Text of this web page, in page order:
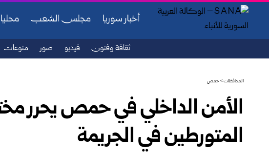
أخبار سوريا مجلس الشعب
ثقافة وفنون فيديو صور منوعات
المحافظات>حمص
الأمن الداخلي في حمص يحرر
المتورطين في الجريمة